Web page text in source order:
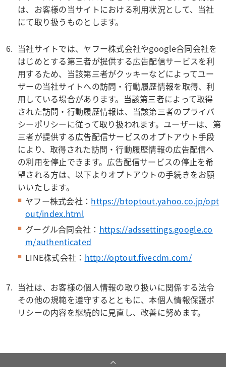
は、お客様の当サイトにおける利用状況として、当社
にて取り扱うものとします。
当社サイトでは、ヤフー株式会社やgoogle合同会社を
はじめとする第三者が提供する広告配信サービスを利
用するため、当該第三者がクッキーなどによってユー
ザーの当社サイトへの訪問・行動履歴情報を取得、利
用している場合があります。当該第三者によって取得
された訪問・行動履歴情報は、当該第三者のプライバ
シーポリシーに従って取り扱われます。ユーザーは、第
三者が提供する広告配信サービスのオプトアウト手段
により、取得された訪問・行動履歴情報の広告配信へ
の利用を停止できます。広告配信サービスの停止を希
望される方は、以下よりオプトアウトの手続きをお願
いいたします。
ヤフー株式会社： https://btoptout.yahoo.co.jp/opt
out/index.html
グーグル合同会社： https://adssettings.google.co
m/authenticated
LINE株式会社： http://optout.fivecdm.com/
当社は、お客様の個人情報の取り扱いに関係する法令
その他の規範を遵守するとともに、本個人情報保護ポ
リシーの内容を継続的に見直し、改善に努めます。